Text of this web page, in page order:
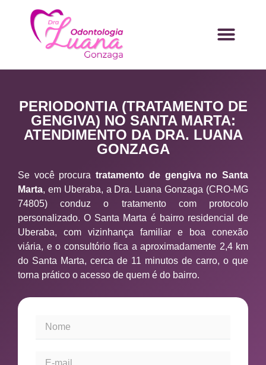
PERIODONTIA (TRATAMENTO DE
GENGIVA) NO SANTA MARTA:
ATENDIMENTO DA DRA. LUANA
GONZAGA
Se você procuratratamento de gengiva no Santa
Marta, em Uberaba, a Dra. Luana Gonzaga (CRO-MG
74805) conduz o tratamento com protocolo
personalizado. O Santa Marta é bairro residencial de
Uberaba, com vizinhança familiar e boa conexão
viária, e o consultório fica a aproximadamente 2,4 km
do Santa Marta, cerca de 11 minutos de carro, o que
torna prático o acesso de quem é do bairro.